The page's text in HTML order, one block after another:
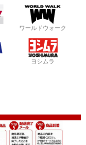
ワールドウォーク
ヨシムラ